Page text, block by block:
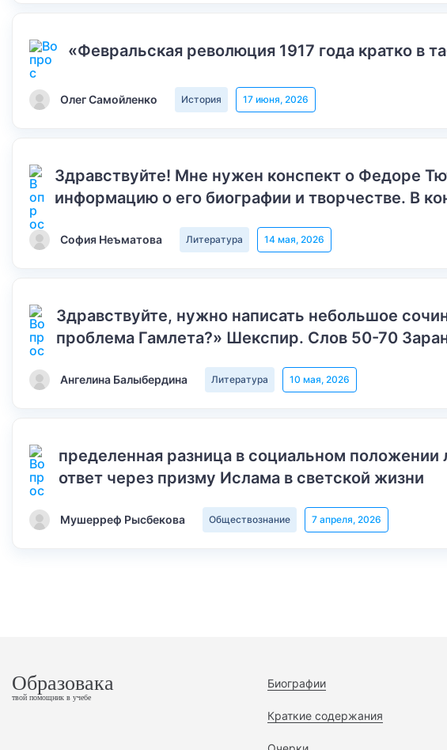
«Февральская революция 1917 года кратко в
Олег Самойленко История 17 июня, 2026
Здравствуйте! Мне нужен конспект о Федоре
информацию о его биографии и творчестве. В
София Неъматова Литература 14 мая, 2026
Здравствуйте, нужно написать небольшое
проблема Гамлета?» Шекспир. Слов 50-70
Ангелина Балыбердина Литература 10 мая, 2026
пределенная разница в социальном
ответ через призму Ислама в светской жизни
Мушерреф Рысбекова Обществознание 7 апреля, 2026
Образовака
твой помощник в учебе
Биографии
Краткие содержания